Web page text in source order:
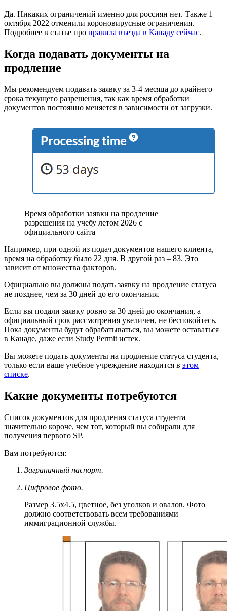
Да. Никаких ограничений именно для россиян нет. Также 1
октября 2022 отменили короновирусные ограничения.
Подробнее в статье про правила въезда в Канаду сейчас.
Когда подавать документы на
продление
Мы рекомендуем подавать заявку за 3-4 месяца до крайнего
срока текущего разрешения, так как время обработки
документов постоянно меняется в зависимости от загрузки.
Время обработки заявки на продление
разрешения на учебу летом 2026 с
официального сайта
Например, при одной из подач документов нашего клиента,
время на обработку было 22 дня. В другой раз – 83. Это
зависит от множества факторов.
Официально вы должны подать заявку на продление статуса
не позднее, чем за 30 дней до его окончания.
Если вы подали заявку ровно за 30 дней до окончания, а
официальный срок рассмотрения увеличен, не беспокойтесь.
Пока документы будут обрабатываться, вы можете оставаться
в Канаде, даже если Study Permit истек.
Вы можете подать документы на продление статуса студента,
только если ваше учебное учреждение находится в этом
списке.
Какие документы потребуются
Список документов для продления статуса студента
значительно короче, чем тот, который вы собирали для
получения первого SP.
Вам потребуются:
Заграничный паспорт.
Цифровое фото.
Размер 3.5х4.5, цветное, без уголков и овалов. Фото
должно соответствовать всем требованиями
иммиграционной службы.